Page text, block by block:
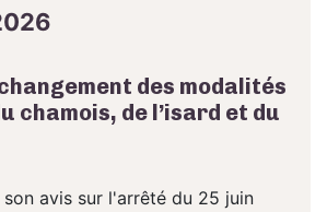
des modalités
chamois, de l’isard et du
son avis sur l'arrêté du 25 juin